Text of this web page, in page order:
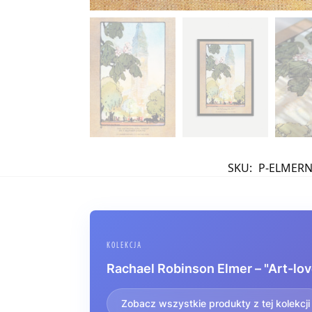
SKU: P-
KOLEKCJA
Rachael Robinson Elmer – "Art-
Zobacz wszystkie produkty z tej kolekcji